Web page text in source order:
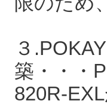
３
築・・・
820R-